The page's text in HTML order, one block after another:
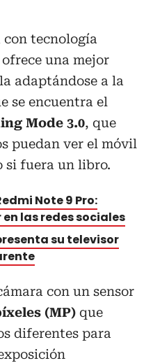
tecnología
una mejor
adaptándose a la
se encuentra el
Mode 3.0, que
puedan ver el móvil
si fuera un libro.
Note 9 Pro:
las redes sociales
su televisor
con un sensor
(MP) que
diferentes para